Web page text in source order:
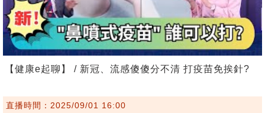
【健康e起聊】 / 新冠、流感傻傻分不清 打疫苗免挨針?
直播時間：2025/09/01 16:00